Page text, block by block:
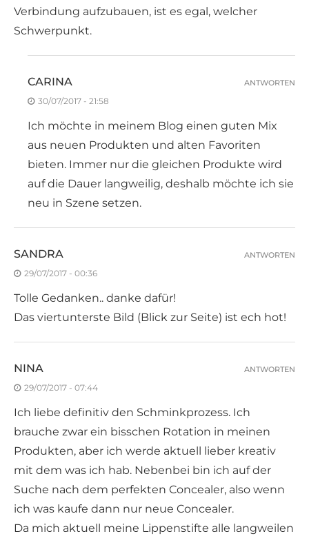
Verbindung aufzubauen, ist es egal, welcher
Schwerpunkt.
CARINA
30/07/2017 - 21:58
Ich möchte in meinem Blog einen guten Mix
aus neuen Produkten und alten Favoriten
bieten. Immer nur die gleichen Produkte wird
auf die Dauer langweilig, deshalb möchte ich sie
neu in Szene setzen.
ANTWORTEN
SANDRA
29/07/2017 - 00:36
Tolle Gedanken.. danke dafür!
Das viertunterste Bild (Blick zur Seite) ist ech hot!
ANTWORTEN
NINA
29/07/2017 - 07:44
Ich liebe definitiv den Schminkprozess. Ich
brauche zwar ein bisschen Rotation in meinen
Produkten, aber ich werde aktuell lieber kreativ
mit dem was ich hab. Nebenbei bin ich auf der
Suche nach dem perfekten Concealer, also wenn
ich was kaufe dann nur neue Concealer.
Da mich aktuell meine Lippenstifte alle langweilen
ANTWORTEN